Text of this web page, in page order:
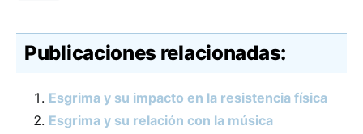
Publicaciones relacionadas:
Esgrima y su impacto en la resistencia física
Esgrima y su relación con la música